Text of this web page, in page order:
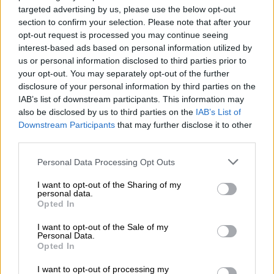
targeted advertising by us, please use the below opt-out
section to confirm your selection. Please note that after your
opt-out request is processed you may continue seeing
interest-based ads based on personal information utilized by
us or personal information disclosed to third parties prior to
your opt-out. You may separately opt-out of the further
disclosure of your personal information by third parties on the
IAB’s list of downstream participants. This information may
also be disclosed by us to third parties on the IAB’s List of
Downstream Participants that may further disclose it to other
Please note that this website/app uses one or more Google
not limited to your visit or usage behaviour. You may click to
grant or deny consent to Google and its third-party tags to
use your data for below specified purposes in below Google
consent section.
Personal Data Processing Opt Outs
I want to opt-out of the Sharing of my
personal data.
Opted In
I want to opt-out of the Sale of my
Personal Data.
Opted In
I want to opt-out of processing my
συνεργάτης του Λαμάρ.
OH KENDRICK & SZA ABSOLUTELY
CHEWED😭😭😭
pic.twitter.com/hXdgMvX4Gy
— 𝗱𝗮𝗻𝗻𝘆🫧💚 (@beyoncegarden)
February 10, 2025
Η SZA, ντυμένη στα κόκκινα, βγήκε για να
τραγουδήσει μαζί με τον ράπερ τα τραγούδια
«All the Stars» και «Luther». Οι δυο τους,
εξάλλου,θα ξεκινήσουν σύντομα κοινή
περιοδεία .
Το επίμαχο τραγούδι για τον Drake